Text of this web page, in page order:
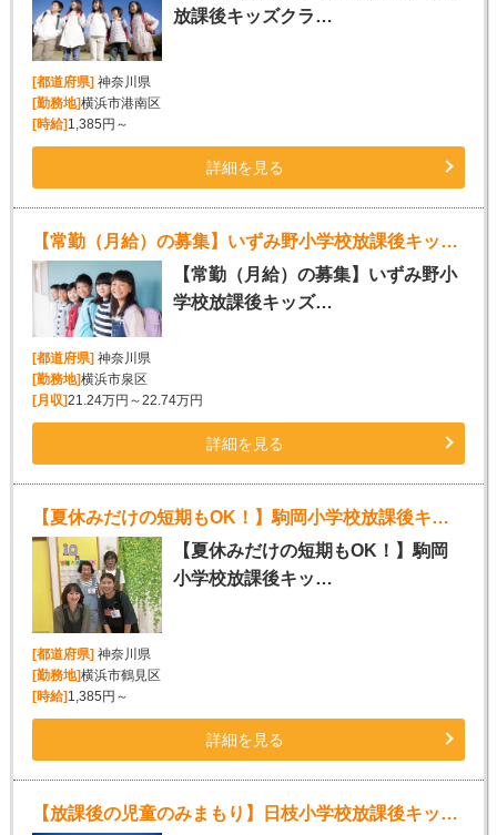
放課後キッズクラ…
[都道府県] 神奈川県
[勤務地]横浜市港南区
[時給] 1,385円～
詳細を見る
【常勤（月給）の募集】いずみ野小学校放課後キッズクラブ
【常勤（月給）の募集】いずみ野小
学校放課後キッズ…
[都道府県] 神奈川県
[勤務地]横浜市泉区
[月収]21.24万円～22.74万円
詳細を見る
【夏休みだけの短期もOK！】駒岡小学校放課後キッズクラブスタッフ募集!!
【夏休みだけの短期もOK！】駒岡
小学校放課後キッ…
[都道府県]神奈川県
[勤務地]横浜市鶴見区
[時給]1,385円～
詳細を見る
【放課後の児童のみまもり】日枝小学校放課後キッズクラブスタッフ募集!!